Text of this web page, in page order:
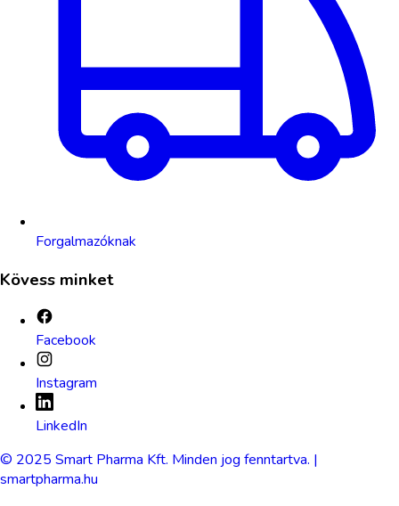
Forgalmazóknak
Kövess minket
Facebook
Instagram
LinkedIn
© 2025 Smart Pharma Kft. Minden jog fenntartva. |
smartpharma.hu